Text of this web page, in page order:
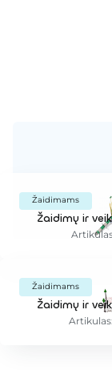
Žaidimams
Žaidimų ir
Žaidimams
Žaidimų ir
Artikulas: